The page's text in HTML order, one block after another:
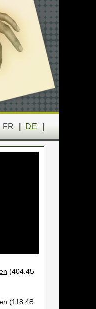
FR DE
(404.45
(118.48